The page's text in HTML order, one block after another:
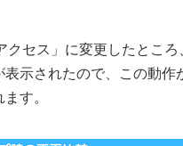
セス」に変更したとこ
示されたので、この動作
す。